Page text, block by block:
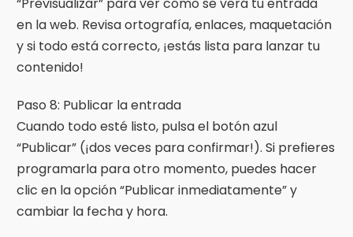
en la web. Revisa ortografía, enlaces, maquetación
y si todo está correcto, ¡estás lista para lanzar tu
contenido!
Paso 8: Publicar la entrada
Cuando todo esté listo, pulsa el botón azul
“Publicar” (¡dos veces para confirmar!). Si prefieres
programarla para otro momento, puedes hacer
clic en la opción “Publicar inmediatamente” y
cambiar la fecha y hora.